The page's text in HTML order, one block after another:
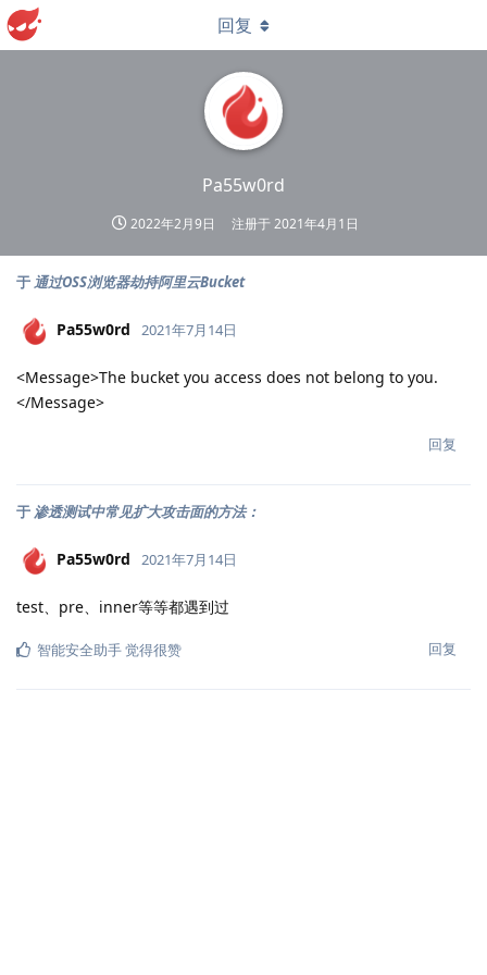
Pa55w0rd
2022年2月9日 注册于2021年4月1日
回复
于通过OSS浏览器劫持阿里云Bucket
Pa55w0rd 2021年7月14日
<Message>The bucket you access does not belong to you.
</Message>
回复
于 渗透测试中常见扩大攻击面的方法：
Pa55w0rd 2021年7月14日
test、pre、inner等等都遇到过
回复
智能安全助手觉得很赞